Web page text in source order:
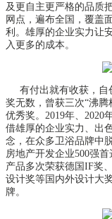
及更自主更严格的品质
网点，遍布全国，覆盖
利。雄厚的企业实力让
入更多的成本。
有付出就有收获，自
奖无数，曾获三次“沸腾
优秀奖。2019年、2020
借雄厚的企业实力、出
念，在众多卫浴品牌中
房地产开发企业500强
产品多次荣获德国IF奖
设计奖等国内外设计大
牌。